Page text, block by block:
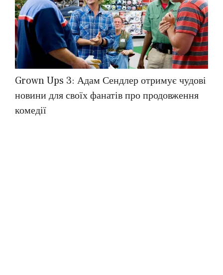
Grown Ups 3: Адам Сендлер отримує чудові
новини для своїх фанатів про продовження
комедії